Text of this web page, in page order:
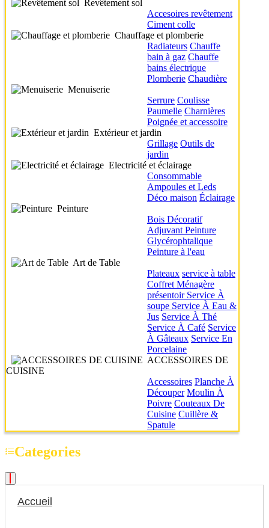
Revêtement sol
Accesoires revêtement
Ciment colle
Chauffage et plomberie
Radiateurs Chauffe
bain à gaz Chauffe
bains électrique
Plomberie Chaudière
Menuiserie
Serrure Coulisse
Paumelle Charnières
Poignée et accessoire
Extérieur et jardin
Grillage Outils de
jardin
Electricité et éclairage
Consommable
Ampoules et Leds
Déco maison Éclairage
Peinture
Bois Décoratif
Adjuvant Peinture
Glycérophtalique
Peinture à l'eau
Art de Table
Plateaux service à table
Coffret Ménagère
présentoir Service À
soupe Service À Eau &
Jus Service À Thé
Service À Café Service
À Gâteaux Service En
Porcelaine
ACCESSOIRES DE
CUISINE
Accessoires Planche À
Découper Moulin À
Poivre Couteaux De
Cuisine Cuillère &
Spatule
Categories
Accueil